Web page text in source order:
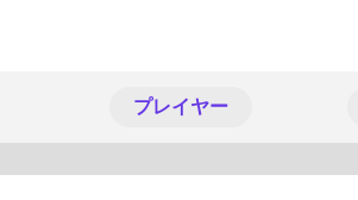
プレイヤー